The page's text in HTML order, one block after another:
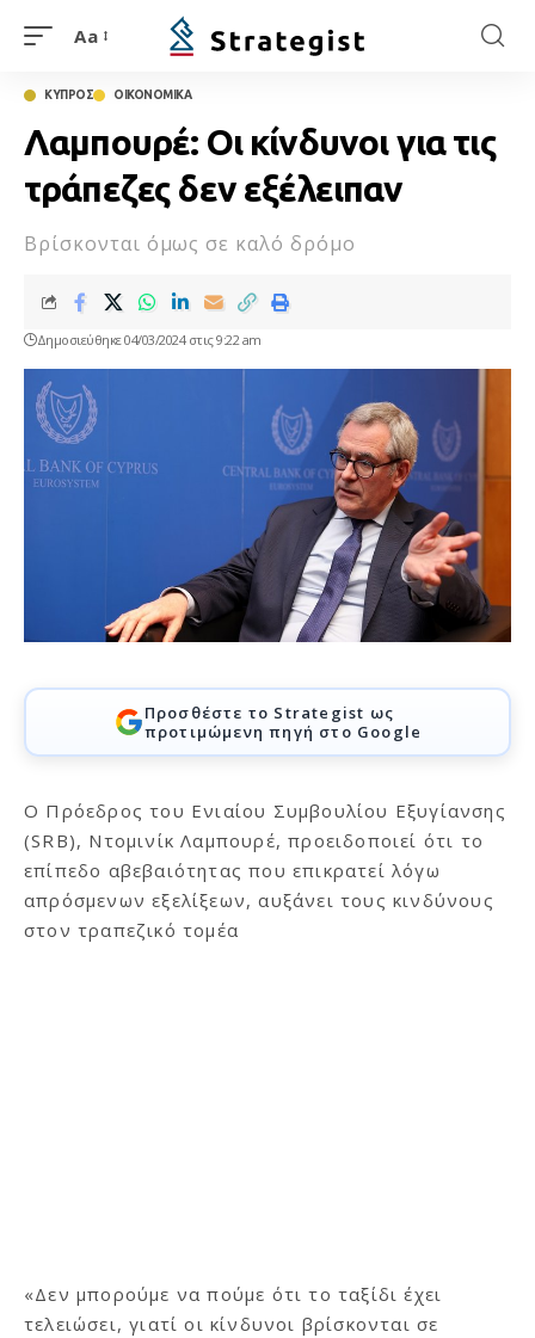
Aa
ΚΥΠΡΟΣ ΟΙΚΟΝΟΜΙΚΑ
Λαμπουρέ: Οι κίνδυνοι για τις
τράπεζες δεν εξέλειπαν
Βρίσκονται όμως σε καλό δρόμο
Δημοσιεύθηκε 04/03/2024 στις 9:22 am
Προσθέστε το Strategist ως
προτιμώμενη πηγή στο Google
O Πρόεδρος του Ενιαίου Συμβουλίου Εξυγίανσης
(SRB), Ντομινίκ Λαμπουρέ, προειδοποιεί ότι το
επίπεδο αβεβαιότητας που επικρατεί λόγω
απρόσμενων εξελίξεων, αυξάνει τους κινδύνους
στον τραπεζικό τομέα
«Δεν μπορούμε να πούμε ότι το ταξίδι έχει
τελειώσει, γιατί οι κίνδυνοι βρίσκονται σε